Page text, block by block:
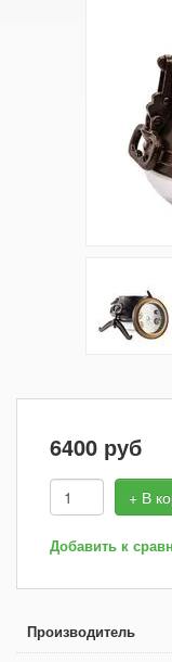
6400 руб
+ В
Добавить к
Производитель